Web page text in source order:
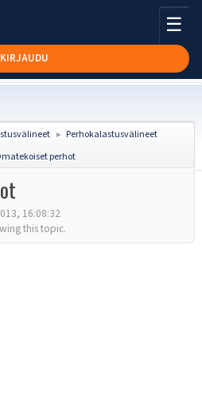
KIRJAUDU
☰
► Perhokalastusvälineet
perhot
16:08:32
this topic.